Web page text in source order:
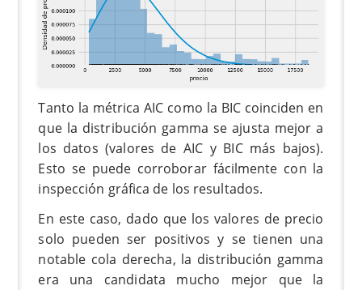
Tanto la métrica AIC como la BIC coinciden en
que la distribución gamma se ajusta mejor a
los datos (valores de AIC y BIC más bajos).
Esto se puede corroborar fácilmente con la
inspección gráfica de los resultados.
En este caso, dado que los valores de precio
solo pueden ser positivos y se tienen una
notable cola derecha, la distribución gamma
era una candidata mucho mejor que la